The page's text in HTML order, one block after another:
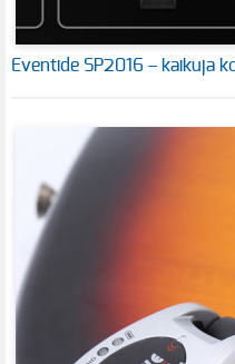
Eventide SP2016 – kaikuja